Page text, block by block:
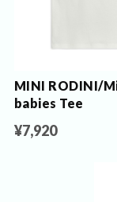
MINI RODINI/
babies Tee
¥7,920